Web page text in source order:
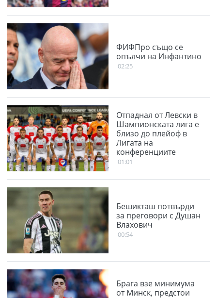
ФИФПро също се
опълчи на Инфантино
02:25
Отпаднал от Левски в
Шампионската лига е
близо до плейоф в
Лигата на
конференциите
01:01
Бешикташ потвърди
за преговори с Душан
Влахович
00:54
Брага взе минимума
от Минск, предстои